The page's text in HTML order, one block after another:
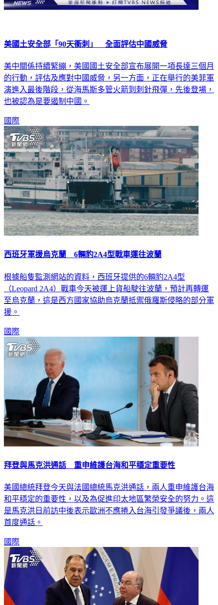
美國土安全部「90天衝刺」 全面評估中國威脅
美中關係持續緊繃，美國國土安全部宣布展開一項長達三個月
的行動，評估及應對中國威脅，另一方面，正在舉行的美菲軍
演進入最後階段，從海馬斯多管火箭到刺針飛彈，先後登場，
也被認為是要遏制中國。
國際
西班牙軍援烏克蘭 6輛豹2A4型戰車運往波蘭
根據船隻監測網站的資料，西班牙提供的6輛豹2A4型
（Leopard 2A4）戰車今天被運上貨船駛往波蘭，預計再轉運
至烏克蘭，這是西方國家協助烏克蘭抵禦俄羅斯侵略的部分軍
援。
國際
拜登與馬克洪通話 重申維護台海和平穩定重要性
美國總統拜登今天與法國總統馬克洪通話，兩人重申維護台海
和平穩定的重要性，以及為促進印太地區繁榮安全的努力。這
是馬克洪日前訪中後表示歐洲不應捲入台海引發爭議後，兩人
首度通話。
國際